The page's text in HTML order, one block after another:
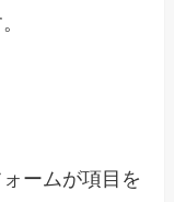
ームが項目を